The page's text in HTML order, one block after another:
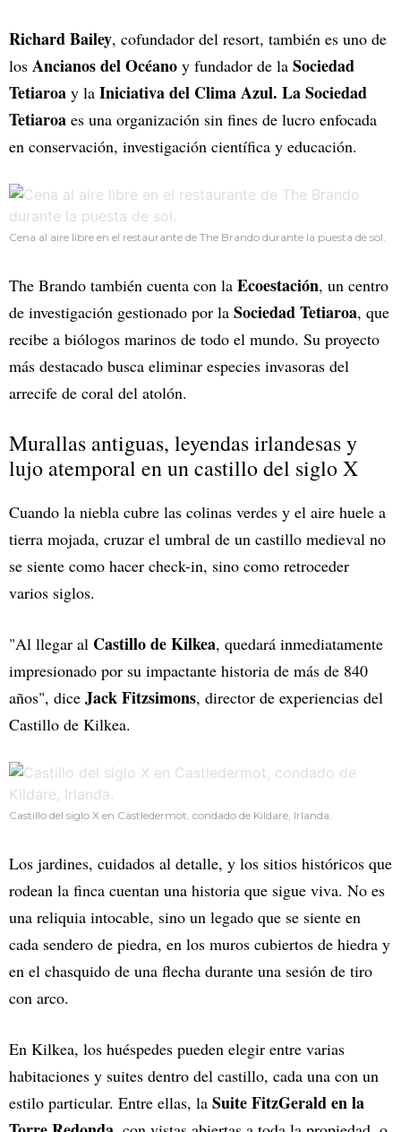
Richard Bailey, cofundador del resort, también es uno de
los Ancianos del Océano y fundador de la Sociedad
Tetiaroa y la Iniciativa del Clima Azul. La Sociedad
Tetiaroa es una organización sin fines de lucro enfocada
en conservación, investigación científica y educación.
Cena al aire libre en el restaurante de The Brando durante la puesta de sol.
The Brando también cuenta con la Ecoestación, un centro
de investigación gestionado por la Sociedad Tetiaroa, que
recibe a biólogos marinos de todo el mundo. Su proyecto
más destacado busca eliminar especies invasoras del
arrecife de coral del atolón.
Murallas antiguas, leyendas irlandesas y
lujo atemporal en un castillo del siglo X
Cuando la niebla cubre las colinas verdes y el aire huele a
tierra mojada, cruzar el umbral de un castillo medieval no
se siente como hacer check-in, sino como retroceder
varios siglos.
"Al llegar al Castillo deKilkea, quedará inmediatamente
impresionado por su impactante historia de más de 840
años", dice Jack Fitzsimons, director de experiencias del
Castillo de Kilkea.
Castillo del siglo X en Castledermot, condado de Kildare, Irlanda.
Los jardines, cuidados al detalle, y los sitios históricos que
rodean la finca cuentan una historia que sigue viva. No es
una reliquia intocable, sino un legado que se siente en
cada sendero de piedra, en los muros cubiertos de hiedra y
en el chasquido de una flecha durante una sesión de tiro
con arco.
En Kilkea, los huéspedes pueden elegir entre varias
habitaciones y suites dentro del castillo, cada una con un
estilo particular. Entre ellas, la Suite FitzGerald en la